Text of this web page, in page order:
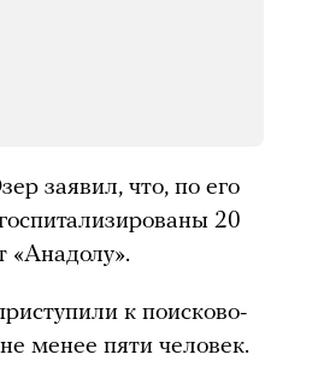
заявил, что, по его
20
«Анадолу».
к поисково-
менее пяти человек.